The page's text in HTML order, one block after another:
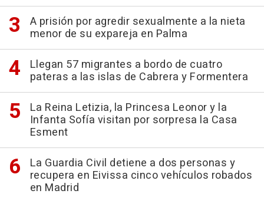
A prisión por agredir sexualmente a la nieta
menor de su expareja en Palma
Llegan 57 migrantes a bordo de cuatro
pateras a las islas de Cabrera y Formentera
La Reina Letizia, la Princesa Leonor y la
Infanta Sofía visitan por sorpresa la Casa
Esment
La Guardia Civil detiene a dos personas y
recupera en Eivissa cinco vehículos robados
en Madrid